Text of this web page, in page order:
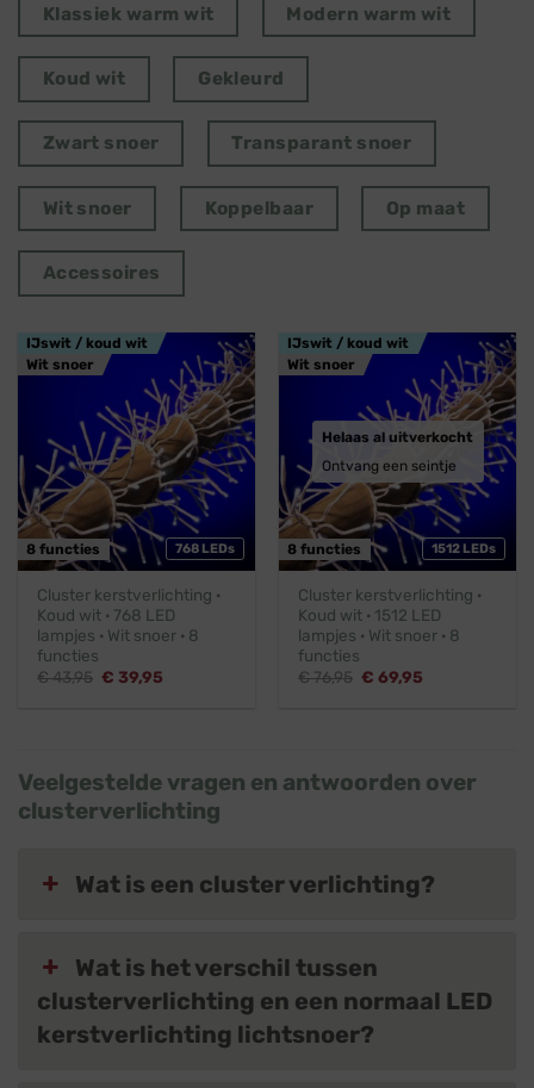
Klassiek warm wit Modern warm wit
Koud wit Gekleurd
Zwart snoer Transparant snoer
Wit snoer Koppelbaar Op maat
Accessoires
768 LEDs
IJswit / koud wit
Wit snoer
8 functies
Cluster kerstverlichting ·
Koud wit · 768 LED
lampjes · Wit snoer · 8
functies
€43,95 Oorspronkelijke
€ 39,95
1512 LEDs
IJswit / koud wit
Wit snoer
8 functies
Helaas al uitverkocht
Ontvang een seintje
Cluster kerstverlichting ·
Koud wit · 1512 LED
lampjes · Wit snoer · 8
functies
€76,95 Oorspronkelijke
€ 69,95
Veelgestelde vragen en antwoorden over
clusterverlichting
Wat is een cluster verlichting?
Wat is het verschil tussen
clusterverlichting en een normaal LED
kerstverlichting lichtsnoer?